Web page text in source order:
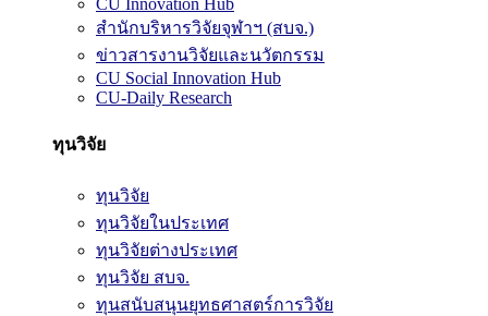
CU Innovation Hub
สำนักบริหารวิจัยจุฬาฯ (สบจ.)
ข่าวสารงานวิจัยและนวัตกรรม
CU Social Innovation Hub
CU-Daily Research
ทุนวิจัย
ทุนวิจัย
ทุนวิจัยในประเทศ
ทุนวิจัยต่างประเทศ
ทุนวิจัย สบจ.
ทุนสนับสนุนยุทธศาสตร์การวิจัย